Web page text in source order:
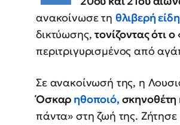
ανακοίνωσε τη θλιβερή
δικτύωσης,τονίζοντας ότι
περιτριγυρισμένος από
Σε ανακοίνωσή της, η
Όσκαρ ηθοποιό, σκηνοθέτη
πάντα» στη ζωή της.